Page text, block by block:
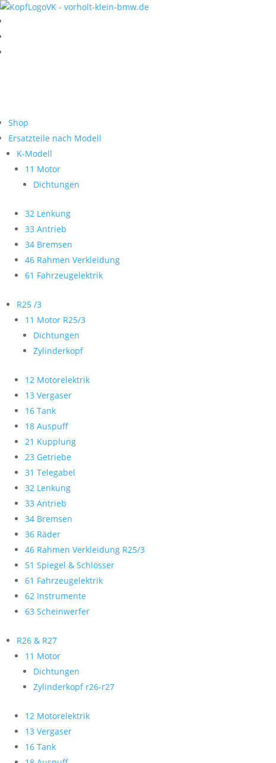
Shop
Ersatzteile nach Modell
K-Modell
11 Motor
Dichtungen
32 Lenkung
33 Antrieb
34 Bremsen
46 Rahmen Verkleidung
61 Fahrzeugelektrik
R25 /3
11 Motor R25/3
Dichtungen
Zylinderkopf
12 Motorelektrik
13 Vergaser
16 Tank
18 Auspuff
21 Kupplung
23 Getriebe
31 Telegabel
32 Lenkung
33 Antrieb
34 Bremsen
36 Räder
46 Rahmen Verkleidung R25/3
51 Spiegel & Schlösser
61 Fahrzeugelektrik
62 Instrumente
63 Scheinwerfer
R26 & R27
11 Motor
Dichtungen
Zylinderkopf r26-r27
12 Motorelektrik
13 Vergaser
16 Tank